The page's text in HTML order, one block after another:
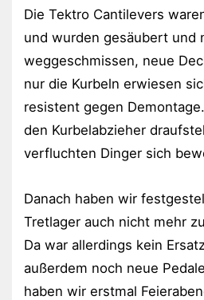
Die Tektro Cantilevers
und wurden gesäubert und
weggeschmissen, neue
nur die Kurbeln erwiesen
resistent gegen
den Kurbelabzieher
verfluchten Dinger sich
Danach haben wir
Tretlager auch nicht mehr
Da war allerdings kein
außerdem noch neue
haben wir erstmal